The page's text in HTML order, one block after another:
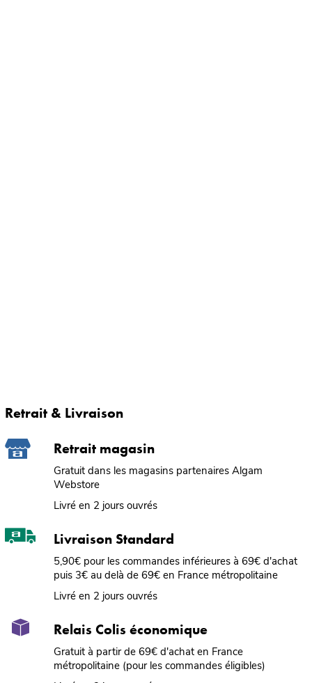
Retrait & Livraison
Retrait magasin
Gratuit dans les magasins partenaires Algam
Webstore
Livré en 2 jours ouvrés
Livraison Standard
5,90€ pour les commandes inférieures à 69€ d'achat
puis 3€ au delà de 69€ en France métropolitaine
Livré en 2 jours ouvrés
Relais Colis économique
Gratuit à partir de 69€ d'achat en France
métropolitaine (pour les commandes éligibles)